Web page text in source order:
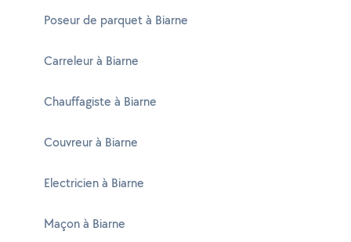
Poseur de parquet à Biarne
Carreleur à Biarne
Chauffagiste à Biarne
Couvreur à Biarne
Electricien à Biarne
Maçon à Biarne